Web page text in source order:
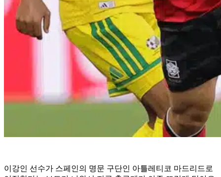
이강인 선수가 스페인의 명문 구단인 아틀레티코 마드리드로